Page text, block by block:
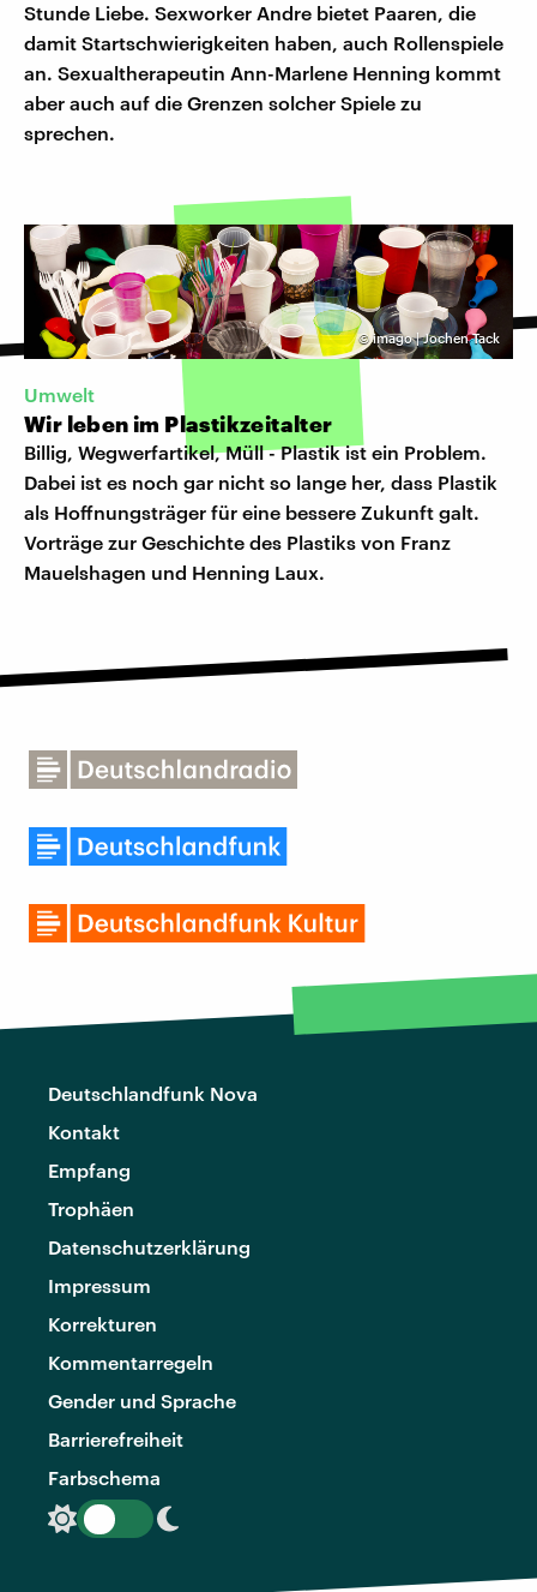
Stunde Liebe. Sexworker Andre bietet Paaren, die
damit Startschwierigkeiten haben, auch Rollenspiele
an. Sexualtherapeutin Ann-Marlene Henning kommt
aber auch auf die Grenzen solcher Spiele zu
sprechen.
©imago | Jochen Tack
Umwelt
Wir leben im Plastikzeitalter
Billig, Wegwerfartikel, Müll - Plastik ist ein Problem.
Dabei ist es noch gar nicht so lange her, dass Plastik
als Hoffnungsträger für eine bessere Zukunft galt.
Vorträge zur Geschichte des Plastiks von Franz
Mauelshagen und Henning Laux.
Deutschlandfunk Nova
Kontakt
Empfang
Trophäen
Datenschutzerklärung
Impressum
Korrekturen
Kommentarregeln
Gender und Sprache
Barrierefreiheit
Farbschema